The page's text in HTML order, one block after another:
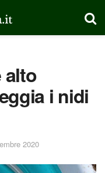
alto
i nidi
2020